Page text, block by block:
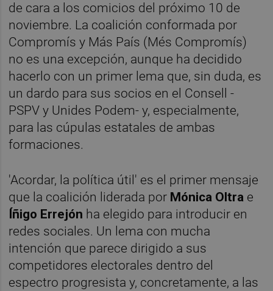
de cara a los comicios del próximo 10 de
noviembre. La coalición conformada por
Compromís y Más País (Més Compromís)
no es una excepción, aunque ha decidido
hacerlo con un primer lema que, sin duda, es
un dardo para sus socios en el Consell -
PSPV y Unides Podem- y, especialmente,
para las cúpulas estatales de ambas
formaciones.
'Acordar, la política útil' es el primer mensaje
que la coalición liderada por Mónica Oltra e
Íñigo Errejón ha elegido para introducir en
redes sociales. Un lema con mucha
intención que parece dirigido a sus
competidores electorales dentro del
espectro progresista y, concretamente, a las